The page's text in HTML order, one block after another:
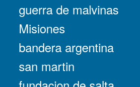
guerra de malvinas
Misiones
bandera argentina
san martin